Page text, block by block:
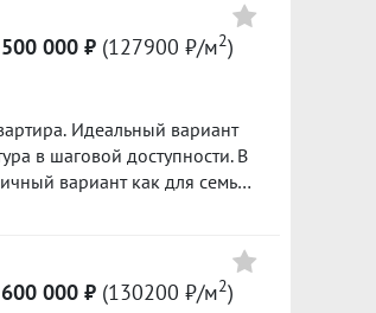
вам понравится! ID
000 ₽ (127900 ₽/м2)
Идеальный вариант
в шаговой доступности. В
000 ₽ (130200 ₽/м2)